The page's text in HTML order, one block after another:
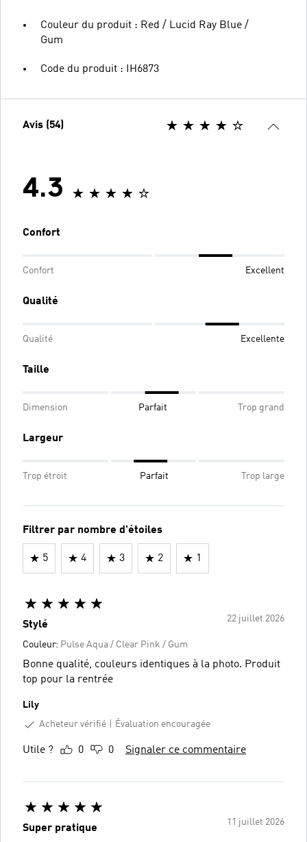
Couleur du produit : Red / Lucid Ray Blue /
Gum
Code du produit : IH6873
Avis (54)
4.3
Confort
Confort Excellent
Qualité
Qualité Excellente
Taille
Dimension Parfait Trop grand
Largeur
Trop étroit Parfait Trop large
Filtrer par nombre d'étoiles
5 4 3 2 1
22 juillet 2026
Stylé
Couleur: Pulse Aqua / Clear Pink / Gum
Bonne qualité, couleurs identiques à la photo. Produit
top pour la rentrée
Lily
Acheteur vérifié
Évaluation encouragée
Utile ? 0 0 Signaler ce commentaire
11 juillet 2026
Super pratique